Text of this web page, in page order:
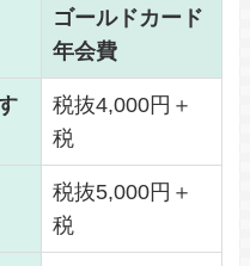
ゴールドカード
年会費
税抜4,000円＋
税
税抜5,000円＋
税